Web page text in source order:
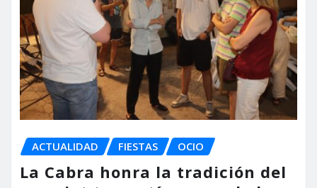
ACTUALIDAD FIESTAS OCIO
La Cabra honra la tradición del